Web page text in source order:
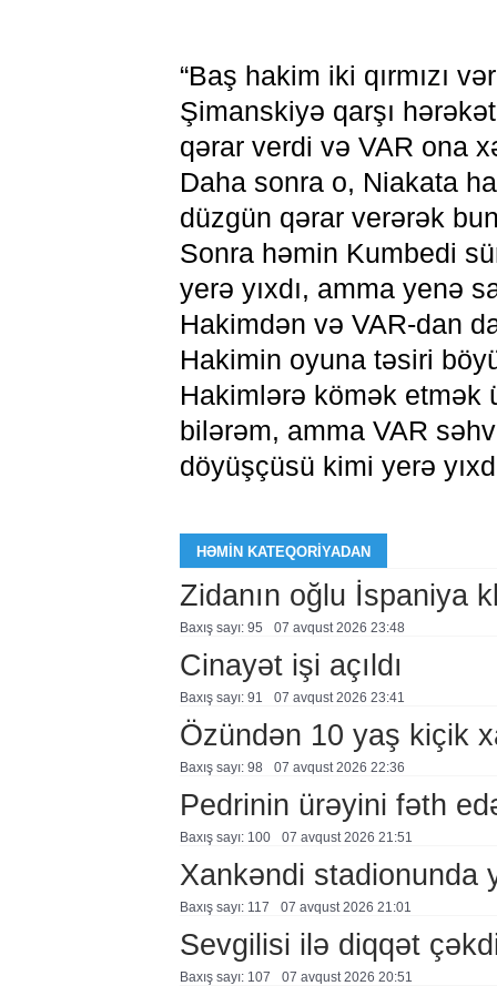
“Baş hakim iki qırmızı
Şimanskiyə qarşı
qərar verdi və VAR ona
Daha sonra o, Niakata
düzgün qərar verərək
Sonra həmin Kumbedi
yerə yıxdı, amma yenə
Hakimdən və VAR-dan
Hakimin oyuna təsiri
Hakimlərə kömək etmək
bilərəm, amma VAR
döyüşçüsü kimi yerə
HƏMIN KATEQORIYADAN
Zidanın oğlu İspaniya
Baxış sayı: 95 07 avqust 2026 23:48
Cinayət işi açıldı
Baxış sayı: 91 07 avqust 2026 23:41
Özündən 10 yaş kiçik
Baxış sayı: 98 07 avqust 2026 22:36
Pedrinin ürəyini fəth
Baxış sayı: 100 07 avqust 2026 21:51
Xankəndi stadionunda
Baxış sayı: 117 07 avqust 2026 21:01
Sevgilisi ilə diqqət
Baxış sayı: 107 07 avqust 2026 20:51